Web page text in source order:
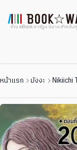
ร้าน eBook การ์ตูน นิยาย สำหรับ
หน้าแรก มังงะ Nikiichi